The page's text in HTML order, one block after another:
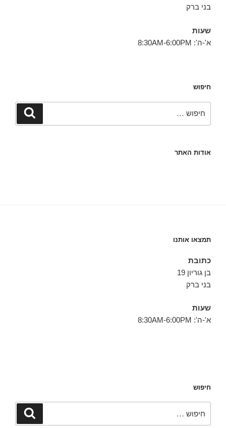
בני ברק
שעות
א'-ה': 8:30AM-6:00PM
חיפוש
חיפוש
אודות האתר
תמצאו אותנו
כתובת
בן גוריון 19
בני ברק
שעות
א'-ה': 8:30AM-6:00PM
חיפוש
חיפוש